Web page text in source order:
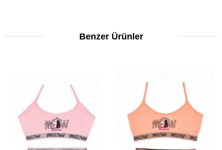
Benzer Ürünler